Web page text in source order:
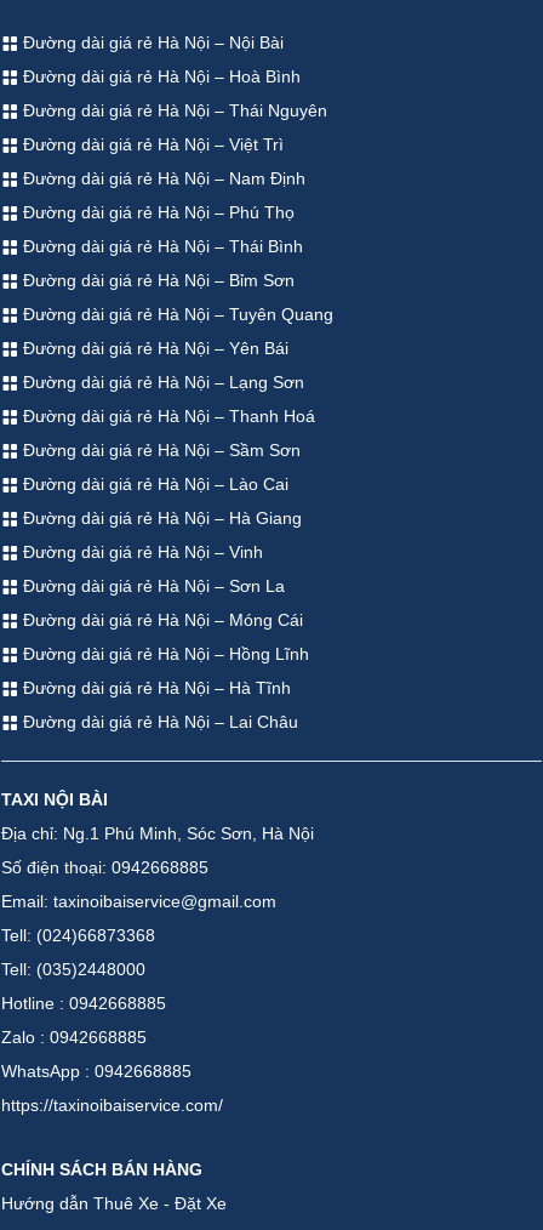
Đường dài giá rẻ Hà Nội – Nội Bài
Đường dài giá rẻ Hà Nội – Hoà Bình
Đường dài giá rẻ Hà Nội – Thái Nguyên
Đường dài giá rẻ Hà Nội – Việt Trì
Đường dài giá rẻ Hà Nội – Nam Định
Đường dài giá rẻ Hà Nội – Phú Thọ
Đường dài giá rẻ Hà Nội – Thái Bình
Đường dài giá rẻ Hà Nội – Bỉm Sơn
Đường dài giá rẻ Hà Nội – Tuyên Quang
Đường dài giá rẻ Hà Nội – Yên Bái
Đường dài giá rẻ Hà Nội – Lạng Sơn
Đường dài giá rẻ Hà Nội – Thanh Hoá
Đường dài giá rẻ Hà Nội – Sầm Sơn
Đường dài giá rẻ Hà Nội – Lào Cai
Đường dài giá rẻ Hà Nội – Hà Giang
Đường dài giá rẻ Hà Nội – Vinh
Đường dài giá rẻ Hà Nội – Sơn La
Đường dài giá rẻ Hà Nội – Móng Cái
Đường dài giá rẻ Hà Nội – Hồng Lĩnh
Đường dài giá rẻ Hà Nội – Hà Tĩnh
Đường dài giá rẻ Hà Nội – Lai Châu
TAXI NỘI BÀI
Địa chỉ: Ng.1 Phú Minh, Sóc Sơn, Hà Nội
Số điện thoại: 0942668885
Email: taxinoibaiservice@gmail.com
Tell: (024)66873368
Tell: (035)2448000
Hotline : 0942668885
Zalo : 0942668885
WhatsApp : 0942668885
https://taxinoibaiservice.com/
CHÍNH SÁCH BÁN HÀNG
Hướng dẫn Thuê Xe - Đặt Xe